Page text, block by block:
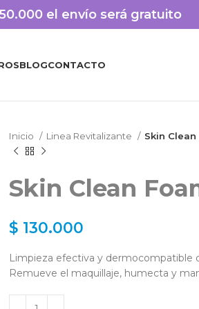
el envío será gratuito
BLOGCONTACTO
Inicio Linea Revitalizante Skin
Skin Clean
$ 130.000
Limpieza efectiva y dermocompatible
Remueve el maquillaje, humecta y